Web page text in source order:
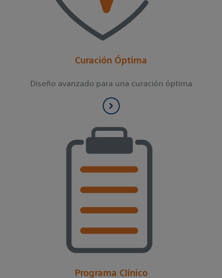
Curación Óptima
Diseño avanzado para una curación óptima
Programa Clínico